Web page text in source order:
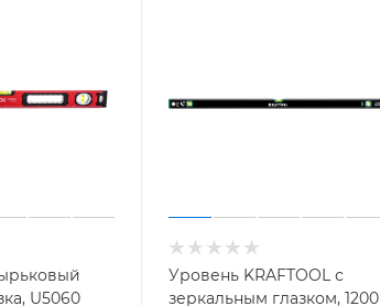
U5060
Уровень KRAFTOOL с
зеркальным глазком, 1200